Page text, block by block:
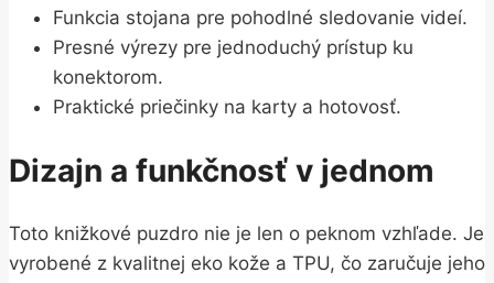
Funkcia stojana pre pohodlné sledovanie videí.
Presné výrezy pre jednoduchý prístup ku
konektorom.
Praktické priečinky na karty a hotovosť.
Dizajn a funkčnosť v jednom
Toto knižkové puzdro nie je len o peknom vzhľade. Je
vyrobené z kvalitnej eko kože a TPU, čo zaručuje jeho